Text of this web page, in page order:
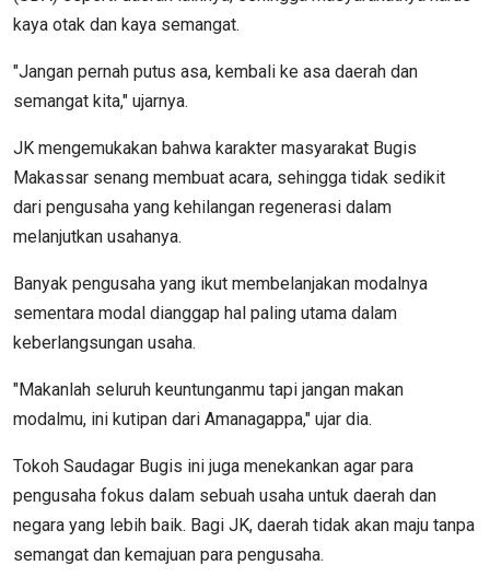
kaya otak dan kaya semangat.
"Jangan pernah putus asa, kembali ke asa daerah dan
semangat kita," ujarnya.
JK mengemukakan bahwa karakter masyarakat Bugis
Makassar senang membuat acara, sehingga tidak sedikit
dari pengusaha yang kehilangan regenerasi dalam
melanjutkan usahanya.
Banyak pengusaha yang ikut membelanjakan modalnya
sementara modal dianggap hal paling utama dalam
keberlangsungan usaha.
"Makanlah seluruh keuntunganmu tapi jangan makan
modalmu, ini kutipan dari Amanagappa," ujar dia.
Tokoh Saudagar Bugis ini juga menekankan agar para
pengusaha fokus dalam sebuah usaha untuk daerah dan
negara yang lebih baik. Bagi JK, daerah tidak akan maju tanpa
semangat dan kemajuan para pengusaha.